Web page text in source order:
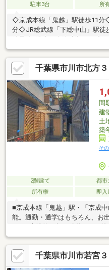
駐車3台
所
◇京成本線「鬼越」駅徒歩11分
分◇JR総武線「下総中山」駅
戸建～◇カースペースあり（複
ミリーマート市川北方二丁目店
北方店・・約430mm(徒歩6分)
分)市川市立北方保育園・・約
校・・約280m(徒歩4分)市川市
分)■土地面積に傾斜地部分約
千葉県市川市北方
間
建
土
築
そ
2階建て 都市
所有権
即入
■京成本線「鬼越」駅・「京成
能。通勤・通学はもちろん、お
撤去済み・クリーニング済みの
理想の住空間づくりを楽しめま
分、市川市役所まで徒歩4分、
マート徒歩5分、ワイズマート
千葉県市川市若宮